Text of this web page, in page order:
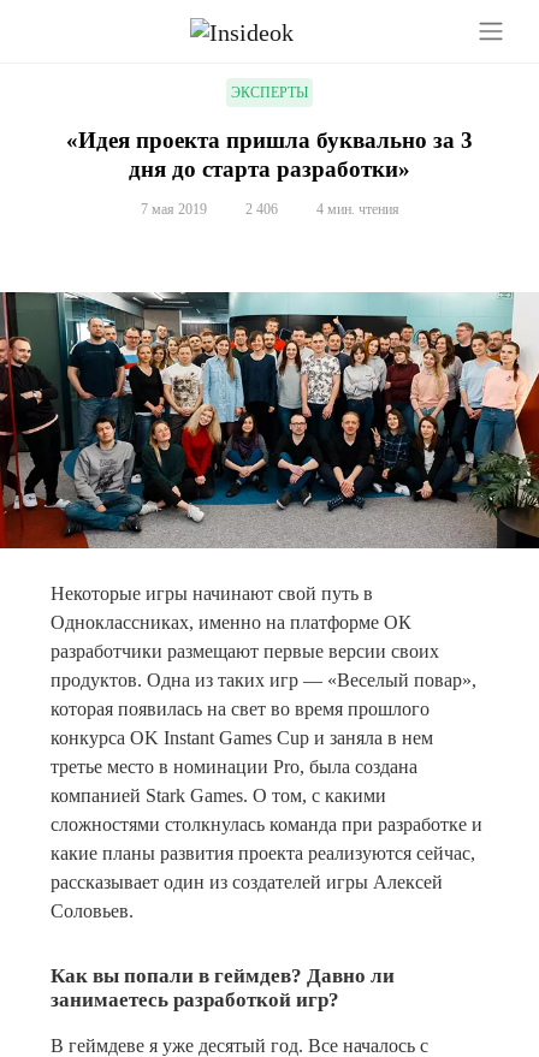
ЭКСПЕРТЫ
«Идея проекта пришла буквально за 3
дня до старта разработки»
7 мая 2019 2 406 4 мин. чтения
Некоторые игры начинают свой путь в
Одноклассниках, именно на платформе ОК
разработчики размещают первые версии своих
продуктов. Одна из таких игр — «Веселый повар»,
которая появилась на свет во время прошлого
конкурса OK Instant Games Cup и заняла в нем
третье место в номинации Pro, была создана
компанией Stark Games. О том, с какими
сложностями столкнулась команда при разработке и
какие планы развития проекта реализуются сейчас,
рассказывает один из создателей игры Алексей
Соловьев.
Как вы попали в геймдев? Давно ли
занимаетесь разработкой игр?
В геймдеве я уже десятый год. Все началось с